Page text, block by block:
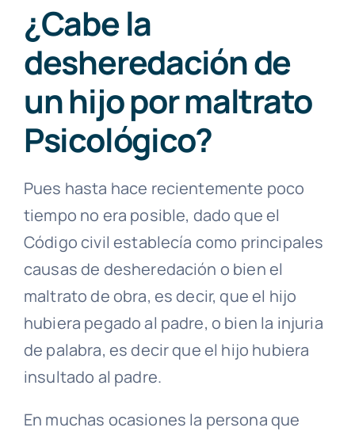
¿Cabe la
desheredación de
un hijo por maltrato
Psicológico?
Pues hasta hace recientemente poco
tiempo no era posible, dado que el
Código civil establecía como principales
causas de desheredación o bien el
maltrato de obra, es decir, que el hijo
hubiera pegado al padre, o bien la injuria
de palabra, es decir que el hijo hubiera
insultado al padre.
En muchas ocasiones la persona que